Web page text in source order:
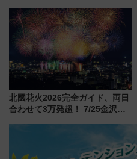
待
北國花火2026完全ガイド、両日
合わせて3万発超！ 7/25金沢大